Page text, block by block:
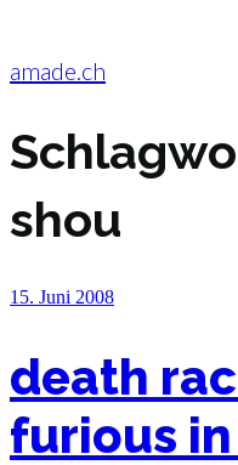
springen
amade.ch
shou
Veröffentlicht
15. Juni 2008
death
furious